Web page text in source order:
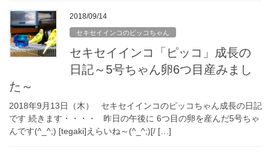
2018/09/14
セキセイインコのピッコちゃん
セキセイインコ「ピッコ」成長の
日記～5号ちゃん卵6つ目産みまし
た～
2018年9月13日（木） セキセイインコのピッコちゃん成長の日記
です 続きます・・・・ 昨日の午後に 6つ目の卵を産んだ5号ちゃ
んです(^_^;) [tegaki]えらいね～(^_^;)[/ […]